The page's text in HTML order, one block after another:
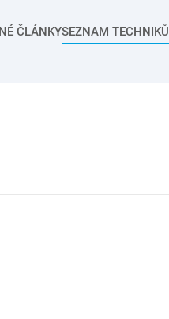
ČLÁNKYSEZNAM TECHNIKŮ